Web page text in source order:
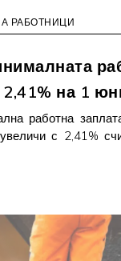
РАБОТНИЦИ
на 1
работна
с 2,41%